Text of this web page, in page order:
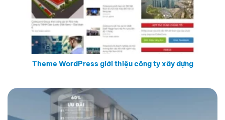
Theme WordPress giới thiệu công ty xây dựng